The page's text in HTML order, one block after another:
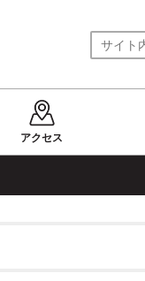
アクセス